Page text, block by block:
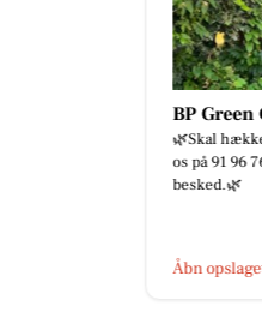
BP Green
🌿Skal hækken
os på 91 96 76
besked.🌿
Åbn opslaget